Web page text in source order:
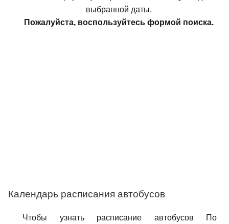
выбранной даты.
Пожалуйста, воспользуйтесь формой поиска.
Календарь расписания автобусов
Чтобы узнать расписание автобусов По